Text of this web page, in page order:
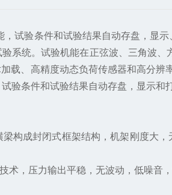
验条件和试验结果自动存盘，显示
系统。试验机能在正弦波、三角波
载、高精度动态负荷传感器和高分
验条件和试验结果自动存盘，显示和
成封闭式框架结构，机架刚度大，
，压力输出平稳，无波动，低噪音，